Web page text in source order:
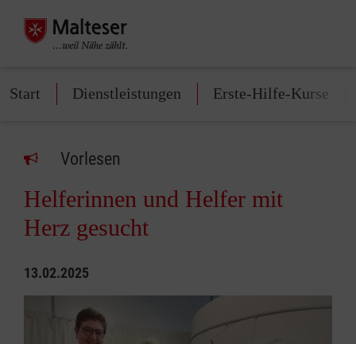
Start Dienstleistungen Erste-Hilfe-Kurse
Vorlesen
Helferinnen und Helfer mit
Herz gesucht
13.02.2025